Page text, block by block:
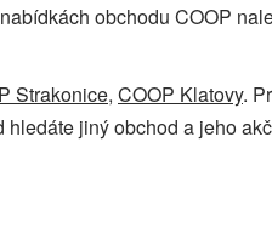
obchodu COOP
Strakonice, COOP Klatovy.
jiný obchod a jeho